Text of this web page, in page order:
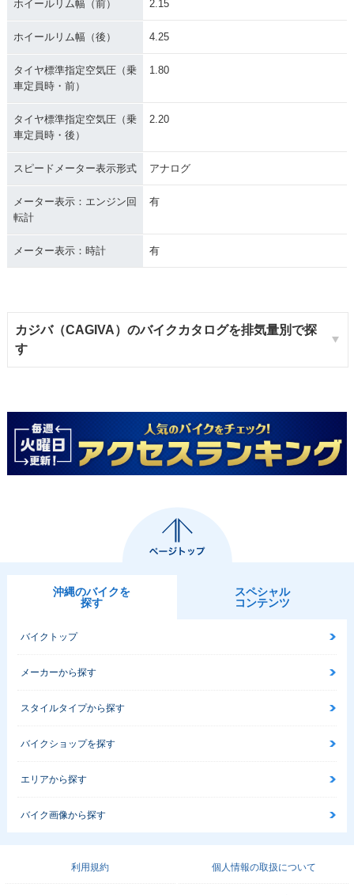
ホイールリム幅（前） 2.15
ホイールリム幅（後） 4.25
タイヤ標準指定空気圧（乗
車定員時・前）
1.80
タイヤ標準指定空気圧（乗
車定員時・後）
2.20
スピードメーター表示形式 アナログ
メーター表示：エンジン回
転計
有
メーター表示：時計 有
カジバ（CAGIVA）のバイクカタログを排気量別で探
す
沖縄のバイクを
探す
スペシャル
コンテンツ
バイクトップ
メーカーから探す
スタイルタイプから探す
バイクショップを探す
エリアから探す
バイク画像から探す
利用規約 個人情報の取扱について